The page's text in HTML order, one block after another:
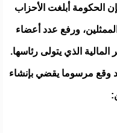
الحكومة أبلغت الأحزاب
ورفع عدد أعضاء
وقع مرسوما يقضي بإنشاء